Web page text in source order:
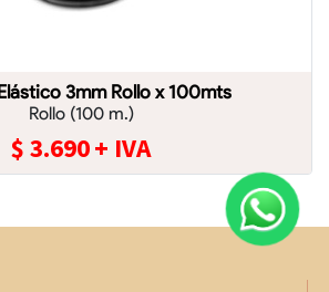
3mm Rollo x 100mts
Rollo (100 m.)
$ 3.690+ IVA